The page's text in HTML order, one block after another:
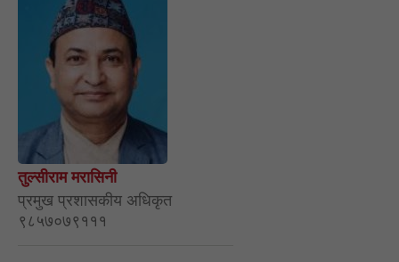
तुल्सीराम मरासिनी
प्रमुख प्रशासकीय अधिकृत
९८५७०७९१११